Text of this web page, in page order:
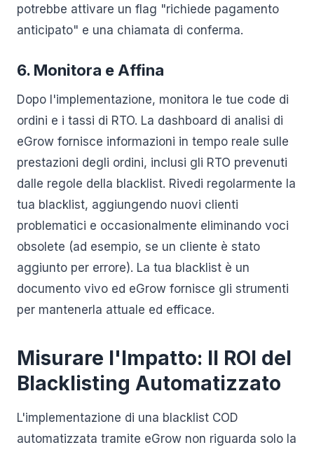
potrebbe attivare un flag "richiede pagamento
anticipato" e una chiamata di conferma.
6. Monitora e Affina
Dopo l'implementazione, monitora le tue code di
ordini e i tassi di RTO. La dashboard di analisi di
eGrow fornisce informazioni in tempo reale sulle
prestazioni degli ordini, inclusi gli RTO prevenuti
dalle regole della blacklist. Rivedi regolarmente la
tua blacklist, aggiungendo nuovi clienti
problematici e occasionalmente eliminando voci
obsolete (ad esempio, se un cliente è stato
aggiunto per errore). La tua blacklist è un
documento vivo ed eGrow fornisce gli strumenti
per mantenerla attuale ed efficace.
Misurare l'Impatto: Il ROI del
Blacklisting Automatizzato
L'implementazione di una blacklist COD
automatizzata tramite eGrow non riguarda solo la